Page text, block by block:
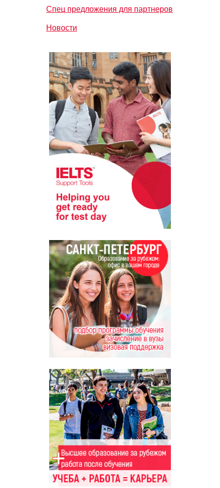
Спец предложения для партнеров
Новости